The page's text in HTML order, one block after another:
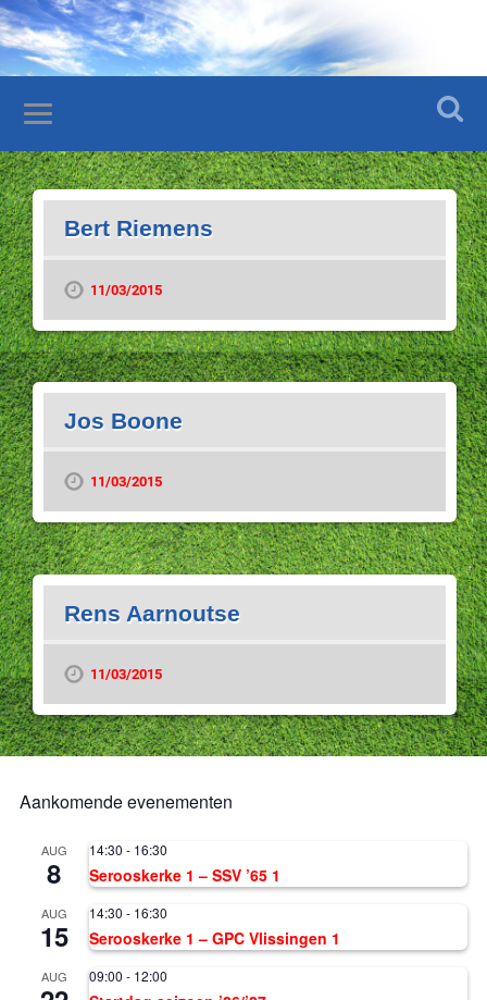
Bert Riemens
11/03/2015
Jos Boone
11/03/2015
Rens Aarnoutse
11/03/2015
Aankomende evenementen
AUG
8
14:30 - 16:30
Serooskerke 1 – SSV ’65 1
AUG
15
14:30 - 16:30
Serooskerke 1 – GPC Vlissingen 1
AUG 09:00 - 12:00